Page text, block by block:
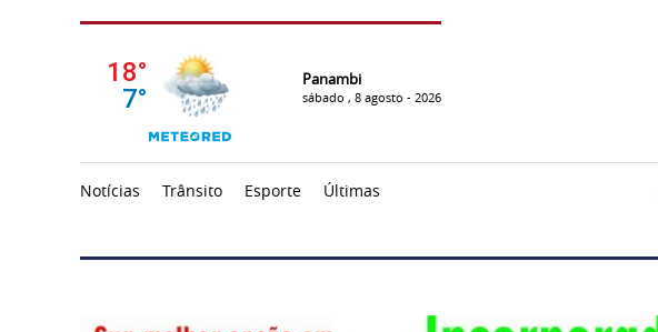
Panambi
sábado , 8 agosto - 2026
Notícias Trânsito Esporte
Últimas